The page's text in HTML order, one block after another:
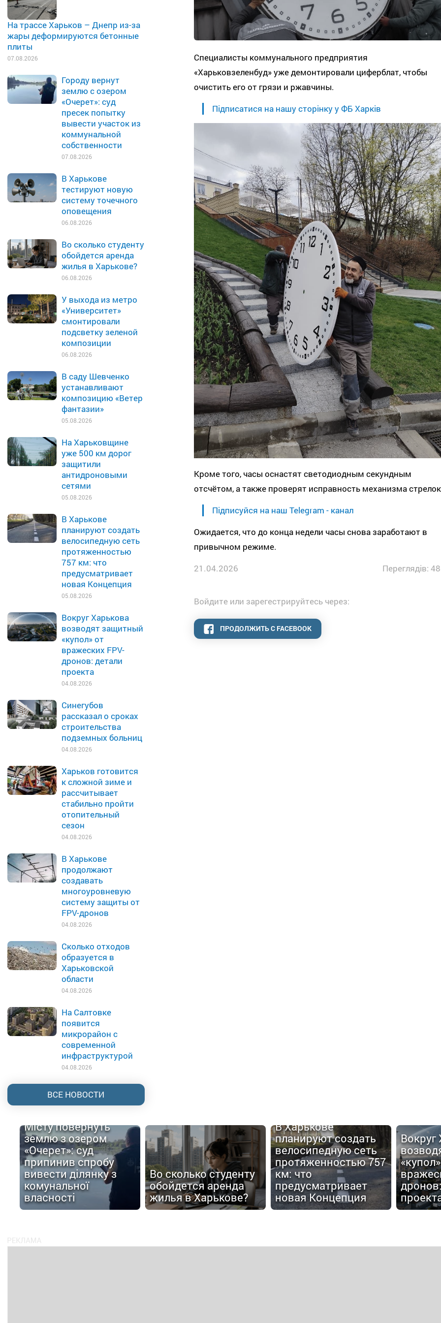
На трассе Харьков – Днепр из-за
жары деформируются бетонные
плиты
07.08.2026
Городу вернут
землю с озером
«Очерет»: суд
пресек попытку
вывести участок из
коммунальной
собственности
07.08.2026
В Харькове
тестируют новую
систему точечного
оповещения
06.08.2026
Во сколько студенту
обойдется аренда
жилья в Харькове?
06.08.2026
У выхода из метро
«Университет»
смонтировали
подсветку зеленой
композиции
06.08.2026
В саду Шевченко
устанавливают
композицию «Ветер
фантазии»
05.08.2026
На Харьковщине
уже 500 км дорог
защитили
антидроновыми
сетями
05.08.2026
В Харькове
планируют создать
велосипедную сеть
протяженностью
757 км: что
предусматривает
новая Концепция
05.08.2026
Вокруг Харькова
возводят защитный
«купол» от
вражеских FPV-
дронов: детали
проекта
04.08.2026
Синегубов
рассказал о сроках
строительства
подземных больниц
04.08.2026
Харьков готовится
к сложной зиме и
рассчитывает
стабильно пройти
отопительный
сезон
04.08.2026
В Харькове
продолжают
создавать
многоуровневую
систему защиты от
FPV-дронов
04.08.2026
Сколько отходов
образуется в
Харьковской
области
04.08.2026
На Салтовке
появится
микрорайон с
современной
инфраструктурой
04.08.2026
ВСЕ НОВОСТИ
Специалисты коммунального предприятия
«Харьковзеленбуд» уже демонтировали циферблат, чтобы
очистить его от грязи и ржавчины.
Підписатися на нашу сторінку у ФБ Харків
Кроме того, часы оснастят светодиодным секундным
отсчётом, а также проверят исправность механизма
Підписуйся на наш Telegram - канал
Ожидается, что до конца недели часы снова заработают в
привычном режиме.
21.04.2026
Переглядів:
Войдите или зарегестрируйтесь через:
ПРОДОЛЖИТЬ С FACEBOOK
Місту повернуть
землю з озером
«Очерет»: суд
припинив спробу
вивести ділянку з
комунальної
власності
Во сколько студенту
обойдется аренда
жилья в Харькове?
В Харькове
планируют создать
велосипедную сеть
протяженностью 757
км: что
предусматривает
новая Концепция
Вокруг